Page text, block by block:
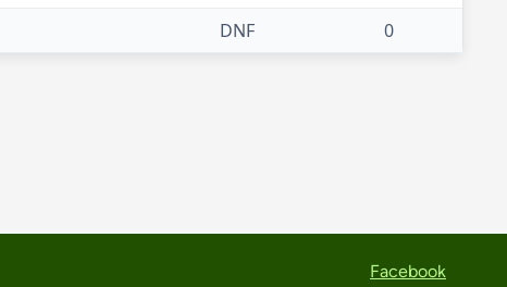
DNF 0
Facebook